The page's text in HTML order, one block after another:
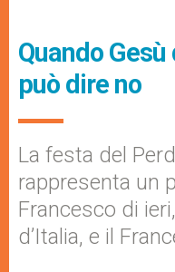
Quando
può dire no
La festa del
rappresenta un
Francesco di
d’Italia, e il